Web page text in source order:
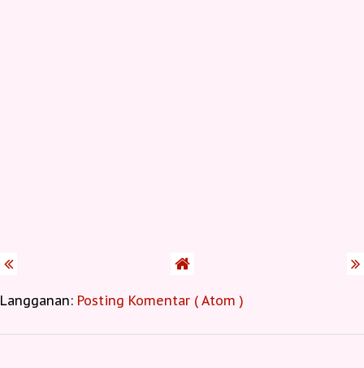
Langganan: Posting Komentar ( Atom )